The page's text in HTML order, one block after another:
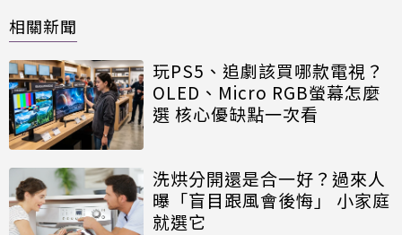
相關新聞
玩PS5、追劇該買哪款電視？
OLED、Micro RGB螢幕怎麼
選 核心優缺點一次看
洗烘分開還是合一好？過來人
曝「盲目跟風會後悔」 小家庭
就選它